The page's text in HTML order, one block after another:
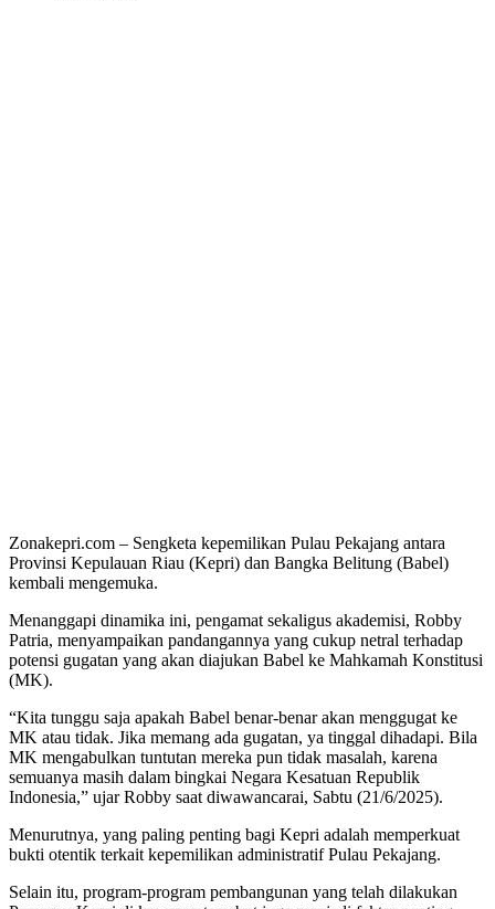
Zonakepri.com – Sengketa kepemilikan Pulau Pekajang antara
Provinsi Kepulauan Riau (Kepri) dan Bangka Belitung (Babel)
kembali mengemuka.
Menanggapi dinamika ini, pengamat sekaligus akademisi, Robby
Patria, menyampaikan pandangannya yang cukup netral terhadap
potensi gugatan yang akan diajukan Babel ke Mahkamah Konstitusi
(MK).
“Kita tunggu saja apakah Babel benar-benar akan menggugat ke
MK atau tidak. Jika memang ada gugatan, ya tinggal dihadapi. Bila
MK mengabulkan tuntutan mereka pun tidak masalah, karena
semuanya masih dalam bingkai Negara Kesatuan Republik
Indonesia,” ujar Robby saat diwawancarai, Sabtu (21/6/2025).
Menurutnya, yang paling penting bagi Kepri adalah memperkuat
bukti otentik terkait kepemilikan administratif Pulau Pekajang.
Selain itu, program-program pembangunan yang telah dilakukan